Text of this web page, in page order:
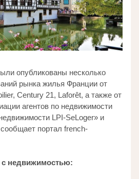
опубликованы несколько
рынка жилья Франции от
Century 21, Laforêt, а также от
агентов по недвижимости
LPI-SeLoger» и
портал french-
с недвижимостью: